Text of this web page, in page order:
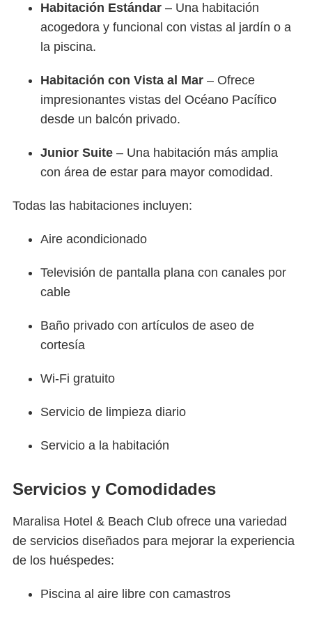
Habitación Estándar – Una habitación
acogedora y funcional con vistas al jardín o a
la piscina.
Habitación con Vista al Mar – Ofrece
impresionantes vistas del Océano Pacífico
desde un balcón privado.
Junior Suite – Una habitación más amplia
con área de estar para mayor comodidad.
Todas las habitaciones incluyen:
Aire acondicionado
Televisión de pantalla plana con canales por
cable
Baño privado con artículos de aseo de
cortesía
Wi-Fi gratuito
Servicio de limpieza diario
Servicio a la habitación
Servicios y Comodidades
Maralisa Hotel & Beach Club ofrece una variedad
de servicios diseñados para mejorar la experiencia
de los huéspedes:
Piscina al aire libre con camastros